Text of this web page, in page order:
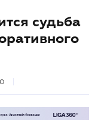
судьба
0